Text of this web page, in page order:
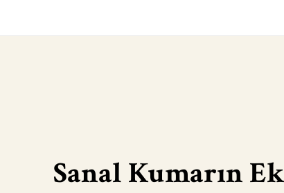
Sanal Kumarın